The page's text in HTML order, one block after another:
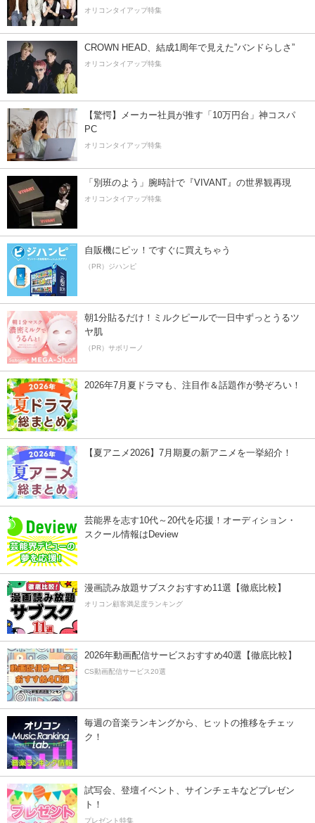
オリコンタイアップ特集
CROWN HEAD、結成1周年で見えた”バンドらしさ”
オリコンタイアップ特集
【驚愕】メーカー社員が推す「10万円台」神コスパ
PC
オリコンタイアップ特集
「別班のよう」腕時計で『VIVANT』の世界観再現
オリコンタイアップ特集
自販機にピッ！ですぐに買えちゃう
（PR）ジハンピ
朝1分貼るだけ！ミルクピールで一日中ずっとうるツ
ヤ肌
（PR）サボリーノ
2026年7月夏ドラマも、注目作＆話題作が勢ぞろい！
【夏アニメ2026】7月期夏の新アニメを一挙紹介！
芸能界を志す10代～20代を応援！オーディション・
スクール情報はDeview
漫画読み放題サブスクおすすめ11選【徹底比較】
オリコン顧客満足度ランキング
2026年動画配信サービスおすすめ40選【徹底比較】
CS動画配信サービス20選
毎週の音楽ランキングから、ヒットの推移をチェッ
ク！
試写会、登壇イベント、サインチェキなどプレゼン
ト！
プレゼント特集